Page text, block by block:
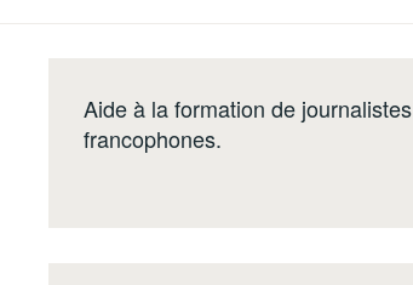
Aide à la formation de journalistes
francophones.